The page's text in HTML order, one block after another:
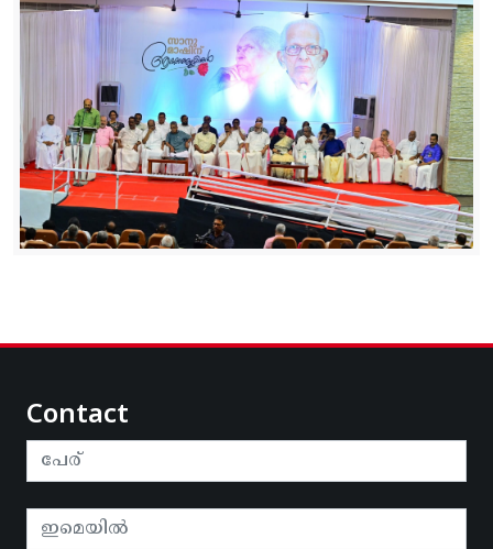
Contact